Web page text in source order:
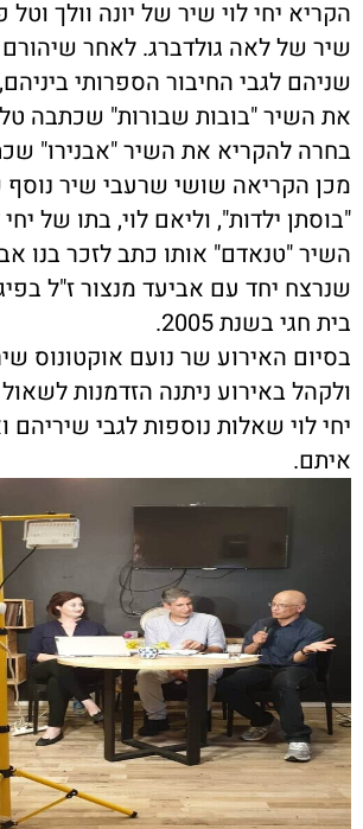
הקריא יחי לוי שיר של יונה וולך
שיר של לאה גולדברג. לאחר
שניהם לגבי החיבור הספרותי
את השיר "בובות שבורות" שכתבה
בחרה להקריא את השיר "אבנירו"
מכן הקריאה שושי שרעבי שיר נוסף
"בוסתן ילדות", וליאם לוי, בתו של
השיר "טנאדם" אותו כתב לזכר בנו
שנרצח יחד עם אביעד מנצור ז"ל
בית חגי בשנת 2005.
בסיום האירוע שר נועם אוקטונוס
ולקהל באירוע ניתנה הזדמנות
יחי לוי שאלות נוספות לגבי
איתם.